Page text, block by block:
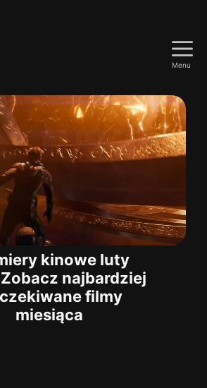
Menu
kinowe luty
najbardziej
filmy
miesiąca